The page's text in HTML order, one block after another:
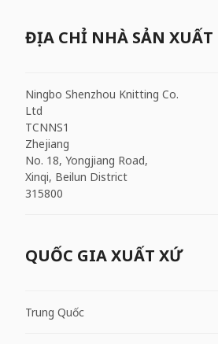
ĐỊA CHỈ NHÀ SẢN XUẤT
Ningbo Shenzhou Knitting Co.
Ltd
TCNNS1
Zhejiang
No. 18, Yongjiang Road,
Xinqi, Beilun District
315800
QUỐC GIA XUẤT XỨ
Trung Quốc